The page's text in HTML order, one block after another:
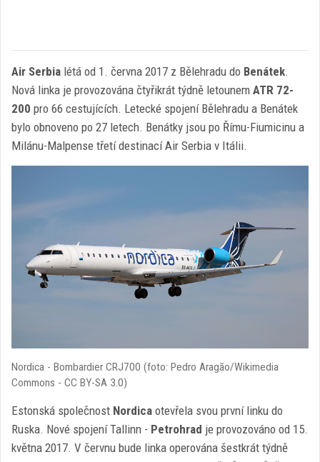
Air Serbia létá od 1. června 2017 z Bělehradu do Benátek.
Nová linka je provozována čtyřikrát týdně letounem ATR 72-
200 pro 66 cestujících. Letecké spojení Bělehradu a Benátek
bylo obnoveno po 27 letech. Benátky jsou po Římu-Fiumicinu a
Milánu-Malpense třetí destinací Air Serbia v Itálii.
Nordica - Bombardier CRJ700 (foto: Pedro Aragão/Wikimedia
Commons - CC BY-SA 3.0)
Estonská společnost Nordica otevřela svou první linku do
Ruska. Nové spojení Tallinn - Petrohrad je provozováno od 15.
května 2017. V červnu bude linka operována šestkrát týdně